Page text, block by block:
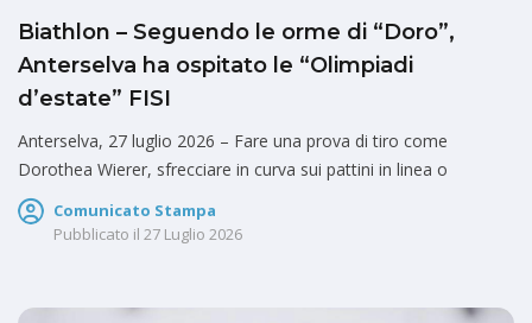
Biathlon – Seguendo le orme di “Doro”,
Anterselva ha ospitato le “Olimpiadi
d’estate” FISI
Anterselva, 27 luglio 2026 – Fare una prova di tiro come
Dorothea Wierer, sfrecciare in curva sui pattini in linea o
Comunicato Stampa
Pubblicato il 27 Luglio 2026